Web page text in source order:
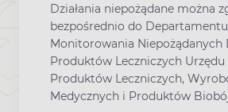
Działania niepożądane można
bezpośrednio do Departamentu
Monitorowania Niepożądanych
Produktów Leczniczych Urzędu
Produktów Leczniczych,
Medycznych i Produktów